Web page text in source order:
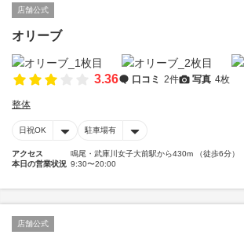
店舗公式
オリーブ
3.36 口コミ 2件 写真 4枚
整体
日祝OK 駐車場有
アクセス
鳴尾・武庫川女子大前駅から430m （徒歩6分）
本日の営業状況 9:30〜20:00
店舗公式